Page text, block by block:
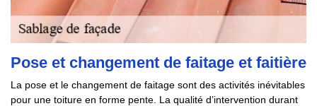
Pose et changement de faitage et faitière
La pose et le changement de faitage sont des activités inévitables
pour une toiture en forme pente. La qualité d’intervention durant